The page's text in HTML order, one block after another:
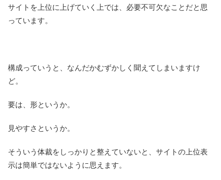
サイトを上位に上げていく上では、必要不可欠なことだと思
っています。
構成っていうと、なんだかむずかしく聞えてしまいますけ
ど。
要は、形というか。
見やすさというか。
そういう体裁をしっかりと整えていないと、サイトの上位表
示は簡単ではないように思えます。